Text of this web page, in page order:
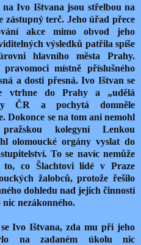
Ivo Ištvana jsou střelbou na
zástupný terč. Jeho úřad přece
akce mimo obvod jeho
výsledků patřila spíše
hlavního města Prahy.
místně příslušného
a dosti přesná. Ivo Ištvan se
vtrhne do Prahy a „udělá
ČR a pochytá domněle
Dokonce se na tom ani nemohl
kolegyní Lenkou
olomoucké orgány vyslat do
To se navíc nemůže
co Šlachtovi lidé v Praze
žalobců, protože řešilo
dohledu nad jejich činností
nezákonného.
Ivo Ištvana, zda mu při jeho
na zadaném úkolu nic